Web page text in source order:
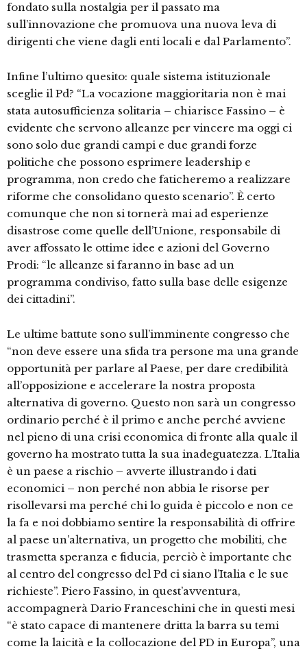
fondato sulla nostalgia per il passato ma
sull’innovazione che promuova una nuova leva di
dirigenti che viene dagli enti locali e dal Parlamento”.
Infine l’ultimo quesito: quale sistema istituzionale
sceglie il Pd? “La vocazione maggioritaria non è mai
stata autosufficienza solitaria – chiarisce Fassino – è
evidente che servono alleanze per vincere ma oggi ci
sono solo due grandi campi e due grandi forze
politiche che possono esprimere leadership e
programma, non credo che faticheremo a realizzare
riforme che consolidano questo scenario”. È certo
comunque che non si tornerà mai ad esperienze
disastrose come quelle dell’Unione, responsabile di
aver affossato le ottime idee e azioni del Governo
Prodi: “le alleanze si faranno in base ad un
programma condiviso, fatto sulla base delle esigenze
dei cittadini”.
Le ultime battute sono sull’imminente congresso che
“non deve essere una sfida tra persone ma una grande
opportunità per parlare al Paese, per dare credibilità
all’opposizione e accelerare la nostra proposta
alternativa di governo. Questo non sarà un congresso
ordinario perché è il primo e anche perché avviene
nel pieno di una crisi economica di fronte alla quale il
governo ha mostrato tutta la sua inadeguatezza. L’Italia
è un paese a rischio – avverte illustrando i dati
economici – non perché non abbia le risorse per
risollevarsi ma perché chi lo guida è piccolo e non ce
la fa e noi dobbiamo sentire la responsabilità di offrire
al paese un’alternativa, un progetto che mobiliti, che
trasmetta speranza e fiducia, perciò è importante che
al centro del congresso del Pd ci siano l’Italia e le sue
richieste”. Piero Fassino, in quest’avventura,
accompagnerà Dario Franceschini che in questi mesi
“è stato capace di mantenere dritta la barra su temi
come la laicità e la collocazione del PD in Europa”, una